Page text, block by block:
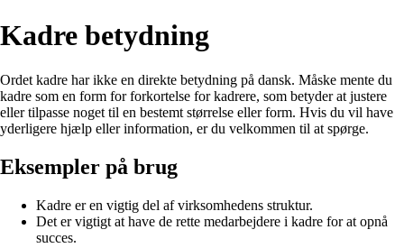
Kadre betydning
Ordet kadre har ikke en direkte betydning på dansk. Måske mente du
kadre som en form for forkortelse for kadrere, som betyder at justere
eller tilpasse noget til en bestemt størrelse eller form. Hvis du vil have
yderligere hjælp eller information, er du velkommen til at spørge.
Eksempler på brug
Kadre er en vigtig del af virksomhedens struktur.
Det er vigtigt at have de rette medarbejdere i kadre for at opnå
succes.